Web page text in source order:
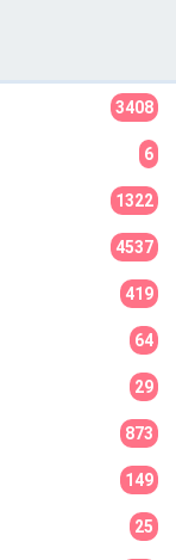
3408
6
1322
4537
419
64
29
873
149
25